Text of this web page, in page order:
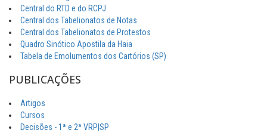
Central do RTD e do RCPJ
Central dos Tabelionatos de Notas
Central dos Tabelionatos de Protestos
Quadro Sinótico Apostila da Haia
Tabela de Emolumentos dos Cartórios (SP)
PUBLICAÇÕES
Artigos
Cursos
Decisões - 1ª e 2ª VRP|SP